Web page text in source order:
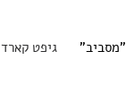
"מסביב" גיפט קארד